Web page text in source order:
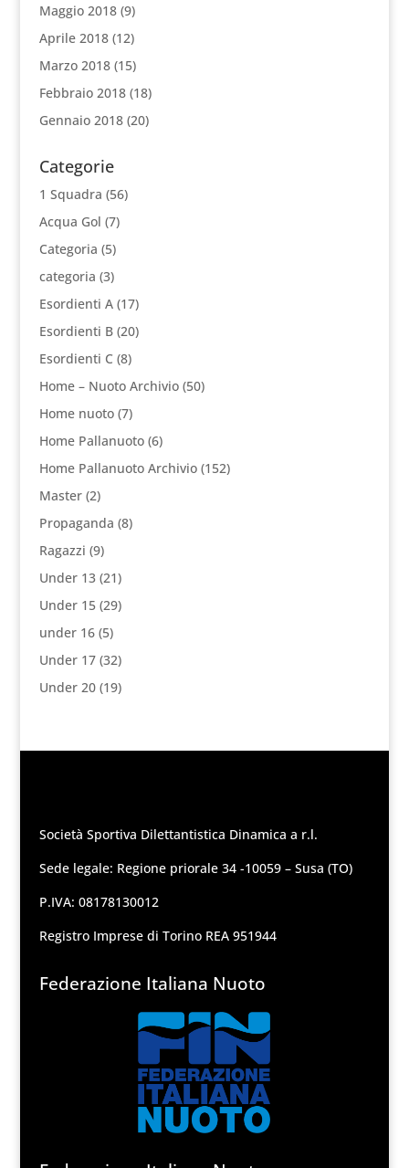
Maggio 2018(9)
Aprile 2018(12)
Marzo 2018(15)
Febbraio 2018(18)
Gennaio 2018(20)
Categorie
1 Squadra (56)
Acqua Gol (7)
Categoria (5)
categoria (3)
Esordienti A(17)
Esordienti B(20)
Esordienti C (8)
Home – Nuoto Archivio(50)
Home nuoto(7)
Home Pallanuoto(6)
Home Pallanuoto Archivio(152)
Master(2)
Propaganda (8)
Ragazzi (9)
Under 13(21)
Under 15(29)
under 16(5)
Under 17(32)
Under 20(19)
Società Sportiva Dilettantistica Dinamica a r.l.
Sede legale: Regione priorale 34 -10059 – Susa (TO)
P.IVA: 08178130012
Registro Imprese di Torino REA 951944
Federazione Italiana Nuoto